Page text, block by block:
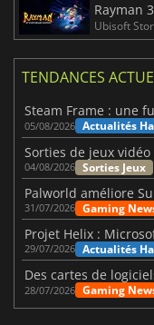
Rayman
Ubisoft
TENDANCES
05/08/2026 Actualités
04/08/2026 Sorties Jeux
Palworld améliore
31/07/2026 Gaming
Projet Helix :
29/07/2026 Actualités
28/07/2026 Gaming